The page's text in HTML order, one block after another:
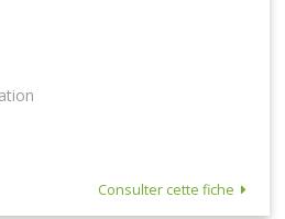
Consulter cette fiche